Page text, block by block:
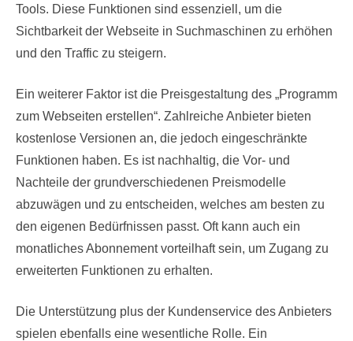
Tools. Diese Funktionen sind essenziell, um die
Sichtbarkeit der Webseite in Suchmaschinen zu erhöhen
und den Traffic zu steigern.
Ein weiterer Faktor ist die Preisgestaltung des „Programm
zum Webseiten erstellen“. Zahlreiche Anbieter bieten
kostenlose Versionen an, die jedoch eingeschränkte
Funktionen haben. Es ist nachhaltig, die Vor- und
Nachteile der grundverschiedenen Preismodelle
abzuwägen und zu entscheiden, welches am besten zu
den eigenen Bedürfnissen passt. Oft kann auch ein
monatliches Abonnement vorteilhaft sein, um Zugang zu
erweiterten Funktionen zu erhalten.
Die Unterstützung plus der Kundenservice des Anbieters
spielen ebenfalls eine wesentliche Rolle. Ein